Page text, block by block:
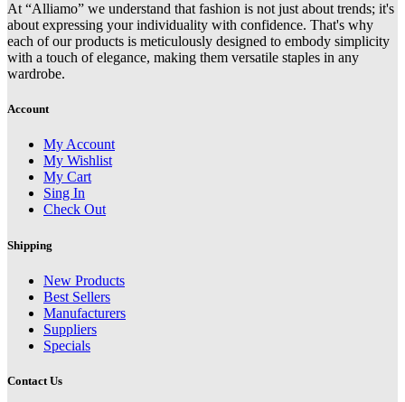
At “Alliamo” we understand that fashion is not just about trends; it's
about expressing your individuality with confidence. That's why
each of our products is meticulously designed to embody simplicity
with a touch of elegance, making them versatile staples in any
wardrobe.
Account
My Account
My Wishlist
My Cart
Sing In
Check Out
Shipping
New Products
Best Sellers
Manufacturers
Suppliers
Specials
Contact Us